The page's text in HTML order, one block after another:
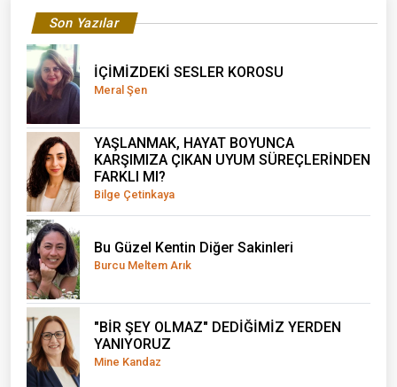
Son Yazılar
İÇİMİZDEKİ SESLER KOROSU
Meral Şen
YAŞLANMAK, HAYAT BOYUNCA
KARŞIMIZA ÇIKAN UYUM SÜREÇLERİNDEN
FARKLI MI?
Bilge Çetinkaya
Bu Güzel Kentin Diğer Sakinleri
Burcu Meltem Arık
"BİR ŞEY OLMAZ" DEDİĞİMİZ YERDEN
YANIYORUZ
Mine Kandaz